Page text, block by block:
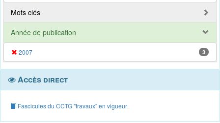
Mots clés
Année de publication
2007 3
Accès direct
Fascicules du CCTG "travaux" en vigueur